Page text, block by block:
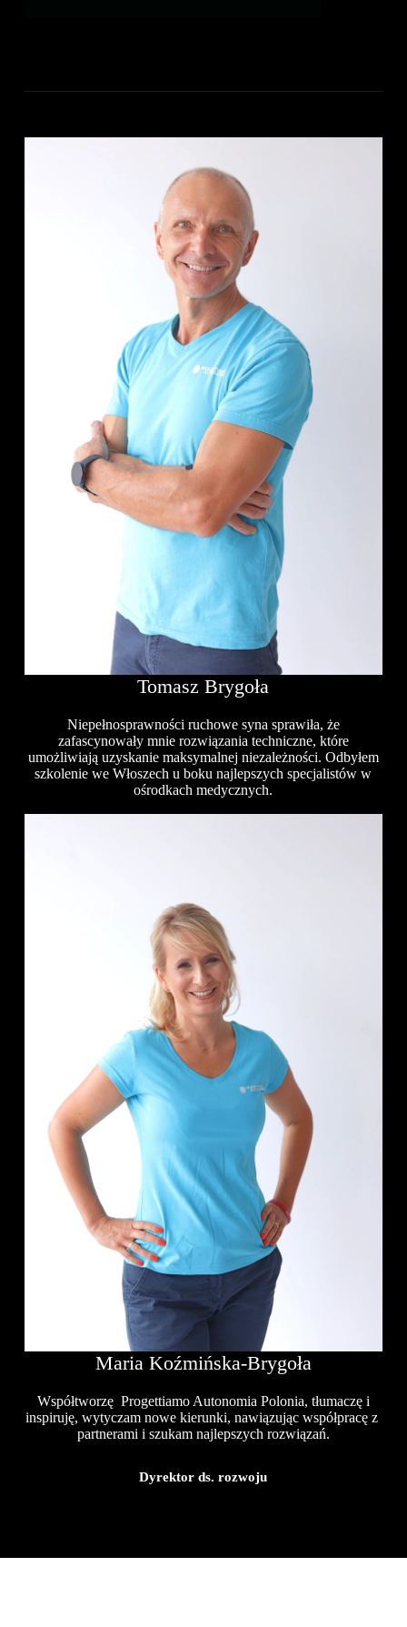
Tomasz Brygoła
Niepełnosprawności ruchowe syna sprawiła, że
zafascynowały mnie rozwiązania techniczne, które
umożliwiają uzyskanie maksymalnej niezależności. Odbyłem
szkolenie we Włoszech u boku najlepszych specjalistów w
ośrodkach medycznych.
Maria Koźmińska-Brygoła
Współtworzę Progettiamo Autonomia Polonia, tłumaczę i
inspiruję, wytyczam nowe kierunki, nawiązując współpracę z
partnerami i szukam najlepszych rozwiązań.
Dyrektor ds. rozwoju